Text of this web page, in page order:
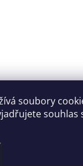
soubory
souhlas